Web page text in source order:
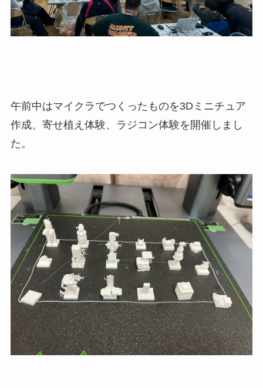
午前中はマイクラでつくったものを3Dミニチュア
作成、寄せ植え体験、ラジコン体験を開催しまし
た。